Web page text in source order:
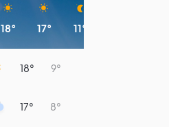
18° 17° 11°
18° 9°
17° 8°